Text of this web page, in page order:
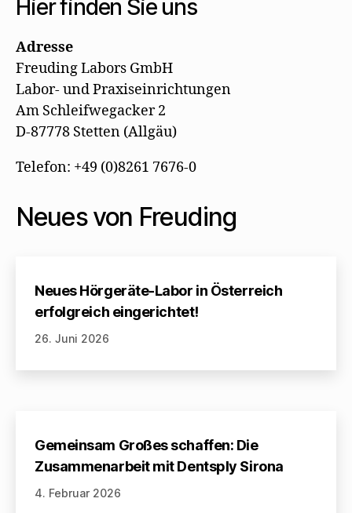
Hier finden Sie uns
Adresse
Freuding Labors GmbH
Labor- und Praxiseinrichtungen
Am Schleifwegacker 2
D-87778 Stetten (Allgäu)
Telefon: +49 (0)8261 7676-0
Neues von Freuding
Neues Hörgeräte-Labor in Österreich
erfolgreich eingerichtet!
26. Juni 2026
Gemeinsam Großes schaffen: Die
Zusammenarbeit mit Dentsply Sirona
4. Februar 2026